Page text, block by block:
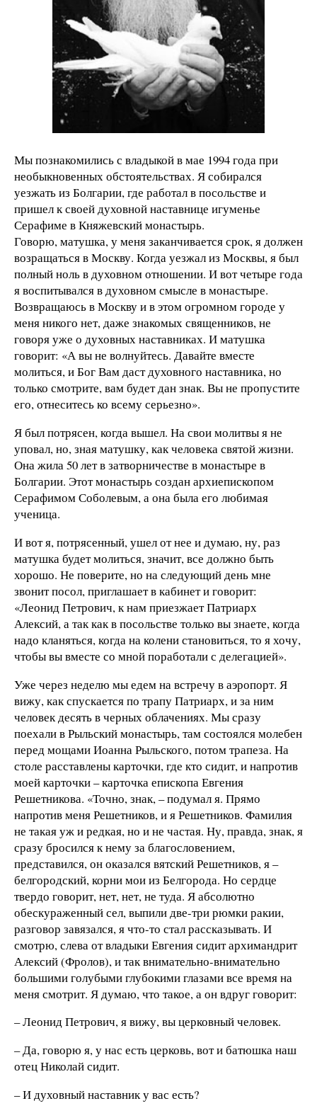
Мы познакомились с владыкой в мае 1994 года при
необыкновенных обстоятельствах. Я собирался
уезжать из Болгарии, где работал в посольстве и
пришел к своей духовной наставнице игуменье
Серафиме в Княжевский монастырь.
Говорю, матушка, у меня заканчивается срок, я должен
возращаться в Москву. Когда уезжал из Москвы, я был
полный ноль в духовном отношении. И вот четыре года
я воспитывался в духовном смысле в монастыре.
Возвращаюсь в Москву и в этом огромном городе у
меня никого нет, даже знакомых священников, не
говоря уже о духовных наставниках. И матушка
говорит: «А вы не волнуйтесь. Давайте вместе
молиться, и Бог Вам даст духовного наставника, но
только смотрите, вам будет дан знак. Вы не пропустите
его, отнеситесь ко всему серьезно».
Я был потрясен, когда вышел. На свои молитвы я не
уповал, но, зная матушку, как человека святой жизни.
Она жила 50 лет в затворничестве в монастыре в
Болгарии. Этот монастырь создан архиепископом
Серафимом Соболевым, а она была его любимая
ученица.
И вот я, потрясенный, ушел от нее и думаю, ну, раз
матушка будет молиться, значит, все должно быть
хорошо. Не поверите, но на следующий день мне
звонит посол, приглашает в кабинет и говорит:
«Леонид Петрович, к нам приезжает Патриарх
Алексий, а так как в посольстве только вы знаете, когда
надо кланяться, когда на колени становиться, то я хочу,
чтобы вы вместе со мной поработали с делегацией».
Уже через неделю мы едем на встречу в аэропорт. Я
вижу, как спускается по трапу Патриарх, и за ним
человек десять в черных облачениях. Мы сразу
поехали в Рыльский монастырь, там состоялся молебен
перед мощами Иоанна Рыльского, потом трапеза. На
столе расставлены карточки, где кто сидит, и напротив
моей карточки – карточка епископа Евгения
Решетникова. «Точно, знак, – подумал я. Прямо
напротив меня Решетников, и я Решетников. Фамилия
не такая уж и редкая, но и не частая. Ну, правда, знак, я
сразу бросился к нему за благословением,
представился, он оказался вятский Решетников, я –
белгородский, корни мои из Белгорода. Но сердце
твердо говорит, нет, нет, не туда. Я абсолютно
обескураженный сел, выпили две-три рюмки ракии,
разговор завязался, я что-то стал рассказывать. И
смотрю, слева от владыки Евгения сидит архимандрит
Алексий (Фролов), и так внимательно-внимательно
большими голубыми глубокими глазами все время на
меня смотрит. Я думаю, что такое, а он вдруг говорит:
– Леонид Петрович, я вижу, вы церковный человек.
– Да, говорю я, у нас есть церковь, вот и батюшка наш
отец Николай сидит.
– И духовный наставник у вас есть?